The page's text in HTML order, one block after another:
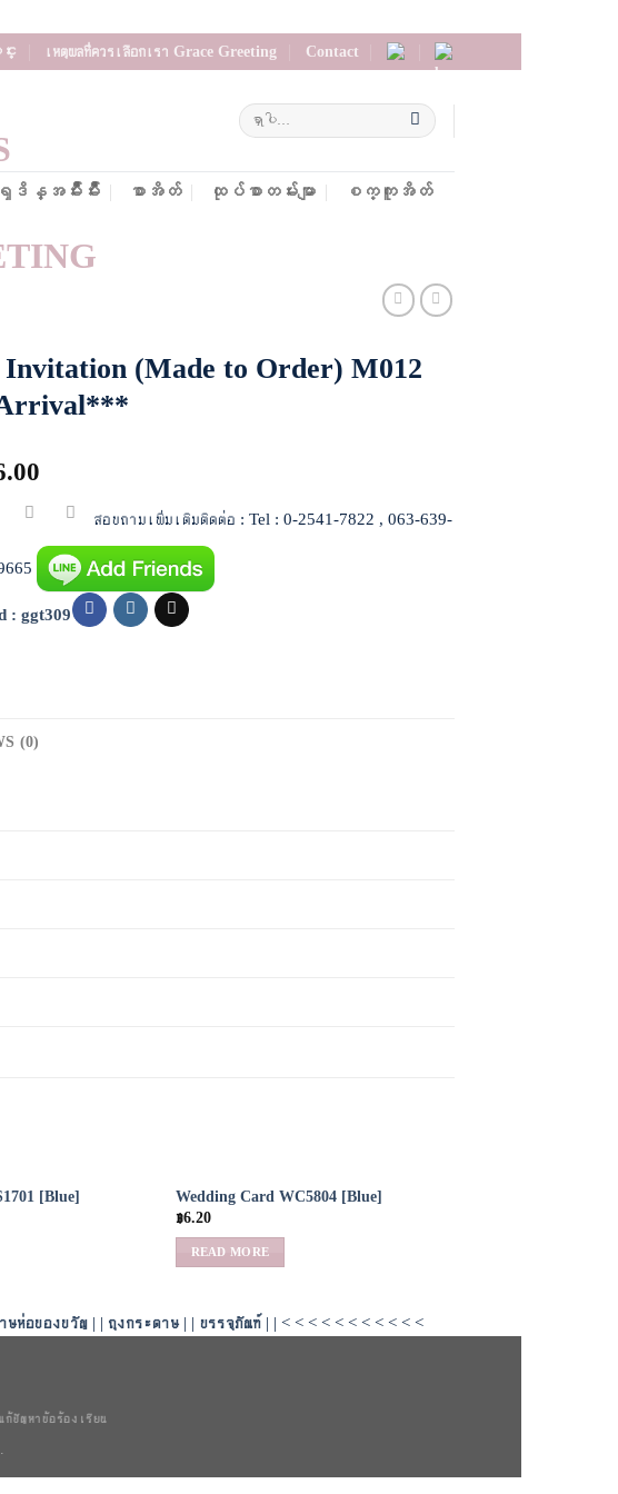
း เหตุผลที่ควรเลือกเรา Grace Greeting Contact
ဒိန္အမ်ိဳးမ်ိဳး စာအိတ် ထုပ်စာတမ်းမျာ စက္ကူအိတ်
Invitation (Made to Order) M012
สอบถามเพิ่มเติมติดต่อ : Tel : 0-2541-7822 , 063-639-
: ggt309
(0)
[Blue]
Wedding Card WC5804 [Blue]
฿6.20
READ MORE
ษห่อของขวัญ | | ถุงกระดาษ| | บรรจุภัณฑ์ | | < < < < < < < < < < <
ก้ปัญหาข้อร้องเรียน